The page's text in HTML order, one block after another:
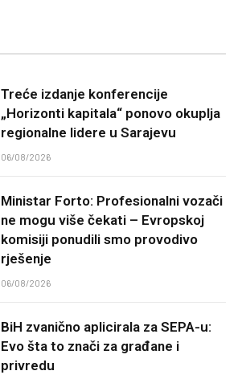
Treće izdanje konferencije
„Horizonti kapitala“ ponovo okuplja
regionalne lidere u Sarajevu
06/08/2026
Ministar Forto: Profesionalni vozači
ne mogu više čekati – Evropskoj
komisiji ponudili smo provodivo
rješenje
06/08/2026
BiH zvanično aplicirala za SEPA-u:
Evo šta to znači za građane i
privredu